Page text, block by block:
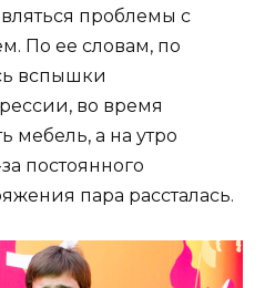
проблемы с
По ее словам, по
вспышки
во время
мебель, а на утро
постоянного
пара рассталась.